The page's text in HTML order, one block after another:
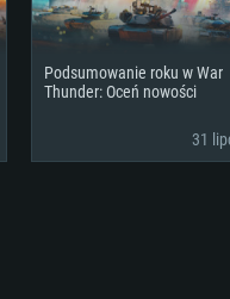
Podsumowanie roku w War
Thunder: Oceń nowości
31